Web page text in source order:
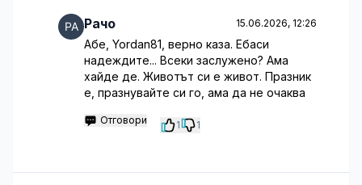
Рачо 15.06.2026, 12:26
Абе, Yordan81, верно каза. Ебаси
надеждите... Всеки заслужено? Ама
хайде де. Животът си е живот. Празник
е, празнувайте си го, ама да не очаква
Отговори 1 1